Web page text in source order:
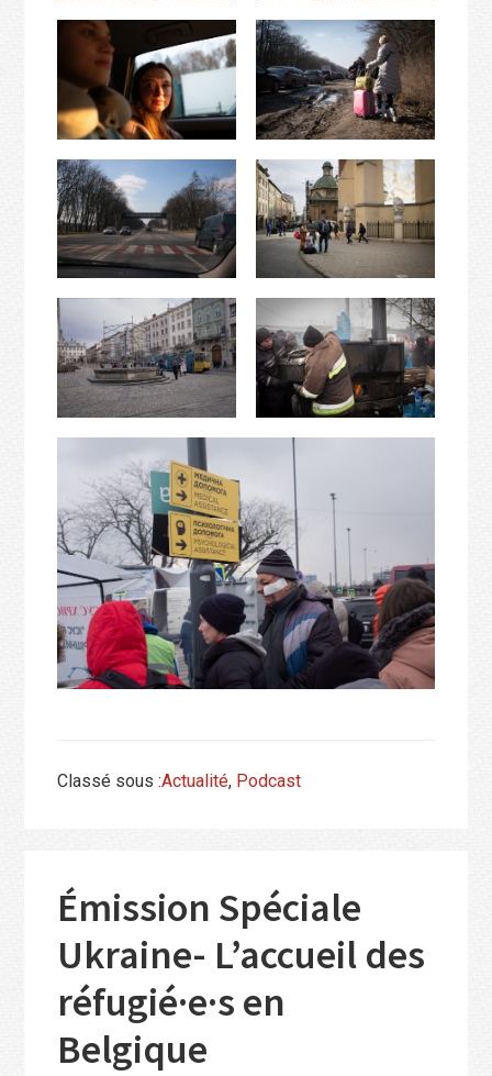
Classé sous :Actualité, Podcast
Émission Spéciale
Ukraine- L’accueil des
réfugié·e·s en
Belgique